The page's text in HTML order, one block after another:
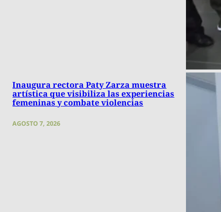
Inaugura rectora Paty Zarza muestra
artística que visibiliza las experiencias
femeninas y combate violencias
AGOSTO 7, 2026